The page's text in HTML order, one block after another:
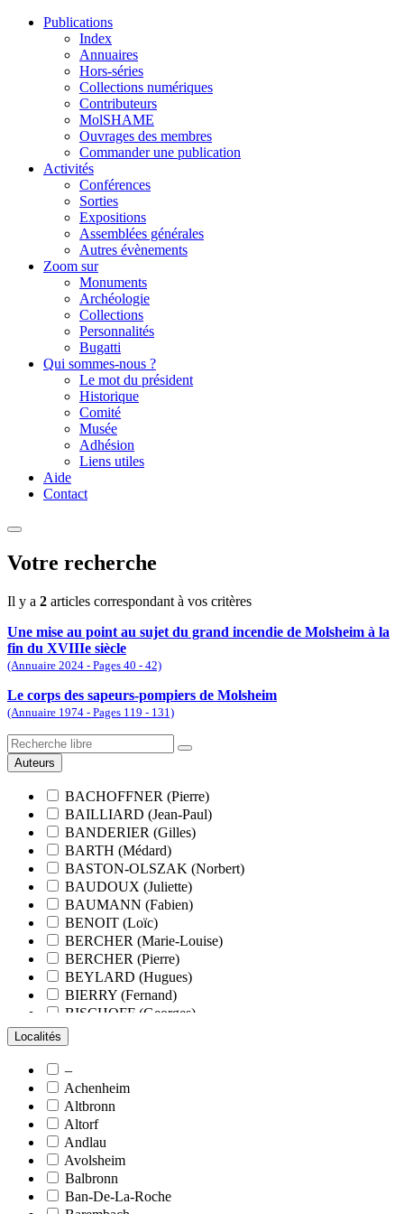
Publications
Index
Annuaires
Hors-séries
Collections numériques
Contributeurs
MolSHAME
Ouvrages des membres
Commander une publication
Activités
Conférences
Sorties
Expositions
Assemblées générales
Autres évènements
Zoom sur
Monuments
Archéologie
Collections
Personnalités
Bugatti
Qui sommes-nous ?
Le mot du président
Historique
Comité
Musée
Adhésion
Liens utiles
Aide
Contact
Votre recherche
Il y a 2 articles correspondant à vos critères
Une mise au point au sujet du grand incendie de Molsheim à la
fin du XVIIIe siècle
(Annuaire 2024 - Pages 40 - 42)
Le corps des sapeurs-pompiers de Molsheim
(Annuaire 1974 - Pages 119 - 131)
Auteurs
BACHOFFNER (Pierre)
BAILLIARD (Jean-Paul)
BANDERIER (Gilles)
BARTH (Médard)
BASTON-OLSZAK (Norbert)
BAUDOUX (Juliette)
BAUMANN (Fabien)
BENOIT (Loïc)
BERCHER (Marie-Louise)
BERCHER (Pierre)
BEYLARD (Hugues)
BIERRY (Fernand)
BISCHOFF (Georges)
BLANCHARD (François)
BLANCHARD (Pierre-Valentin)
BLUMENROEDER (Quentin)
BOEHLER (Jean-Michel)
BOËS (Simone)
BORNERT (René)
BOUR (Bernard)
BOURCART (Jean)
BOUVET (Maurice)
Localités
–
Achenheim
Altbronn
Altorf
Andlau
Avolsheim
Balbronn
Ban-De-La-Roche